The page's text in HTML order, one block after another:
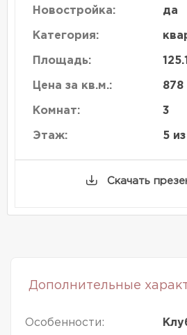
Новостройка: да
Категория:
Площадь:
Цена за кв.м.: 878
Комнат: 3
Этаж: 5
Скачать
Дополнительные
Особенности: